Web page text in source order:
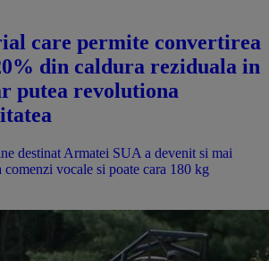
care permite convertirea
din caldura reziduala in
putea revolutiona
destinat Armatei SUA a devenit si mai
comenzi vocale si poate cara 180 kg